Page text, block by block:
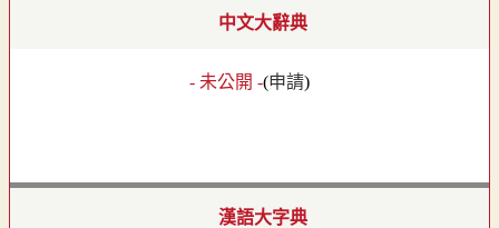
中文大辭典
- 未公開 -(申請)
漢語大字典